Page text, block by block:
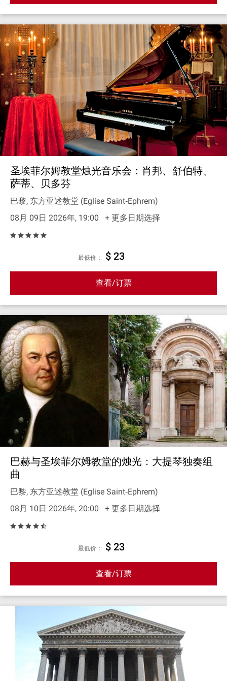
圣埃菲尔姆教堂烛光音乐会：肖邦、舒伯特、
萨蒂、贝多芬
巴黎, 东方亚述教堂 (Eglise Saint‐Ephrem)
08月 09日 2026年, 19:00
+ 更多日期选择
最低价： $ 23
查看/订票
巴赫与圣埃菲尔姆教堂的烛光：大提琴独奏组
曲
巴黎, 东方亚述教堂 (Eglise Saint‐Ephrem)
08月 10日 2026年, 20:00
+ 更多日期选择
最低价： $ 23
查看/订票